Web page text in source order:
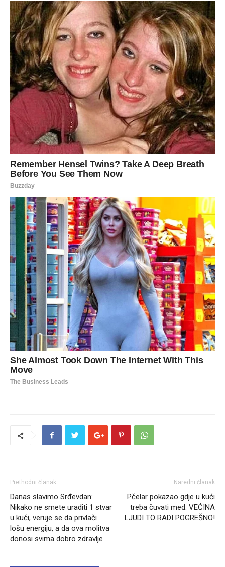
Prethodni članak
Danas slavimo Srđevdan:
Nikako ne smete uraditi 1 stvar
u kući, veruje se da privlači
lošu energiju, a da ova molitva
donosi svima dobro zdravlje
Naredni članak
Pčelar pokazao gdje u kući
treba čuvati med: VEĆINA
LJUDI TO RADI POGREŠNO!